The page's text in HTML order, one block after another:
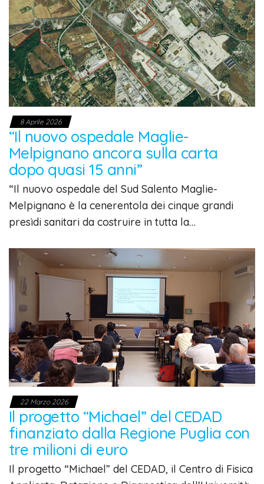
8 Aprile 2026
“Il nuovo ospedale Maglie-
Melpignano ancora sulla carta
dopo quasi 15 anni”
“Il nuovo ospedale del Sud Salento Maglie-
Melpignano è la cenerentola dei cinque grandi
presìdi sanitari da costruire in tutta la…
22 Marzo 2026
Il progetto “Michael” del CEDAD
finanziato dalla Regione Puglia con
tre milioni di euro
Il progetto “Michael” del CEDAD, il Centro di Fisica